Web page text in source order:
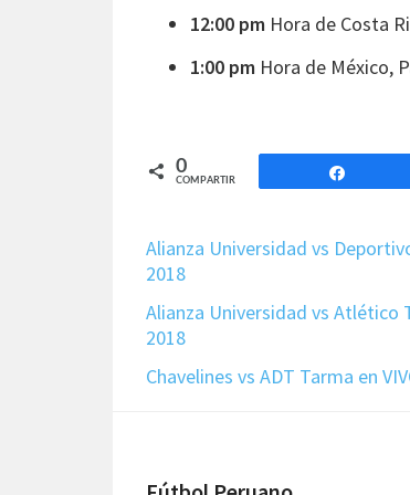
12:00 pm Hora de Costa
1:00 pm Hora de México,
0
COMPARTIR
Alianza Universidad vs
2018
Alianza Universidad vs Atlético
2018
Chavelines vs ADT Tarma en